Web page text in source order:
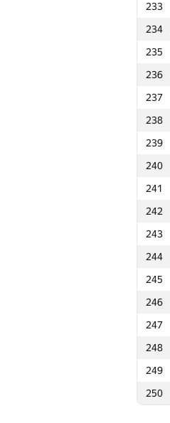
233
234
235
236
237
238
239
240
241
242
243
244
245
246
247
248
249
250
210
211
212
213
214
215
216
217
218
219
220
221
222
223
224
225
226
227